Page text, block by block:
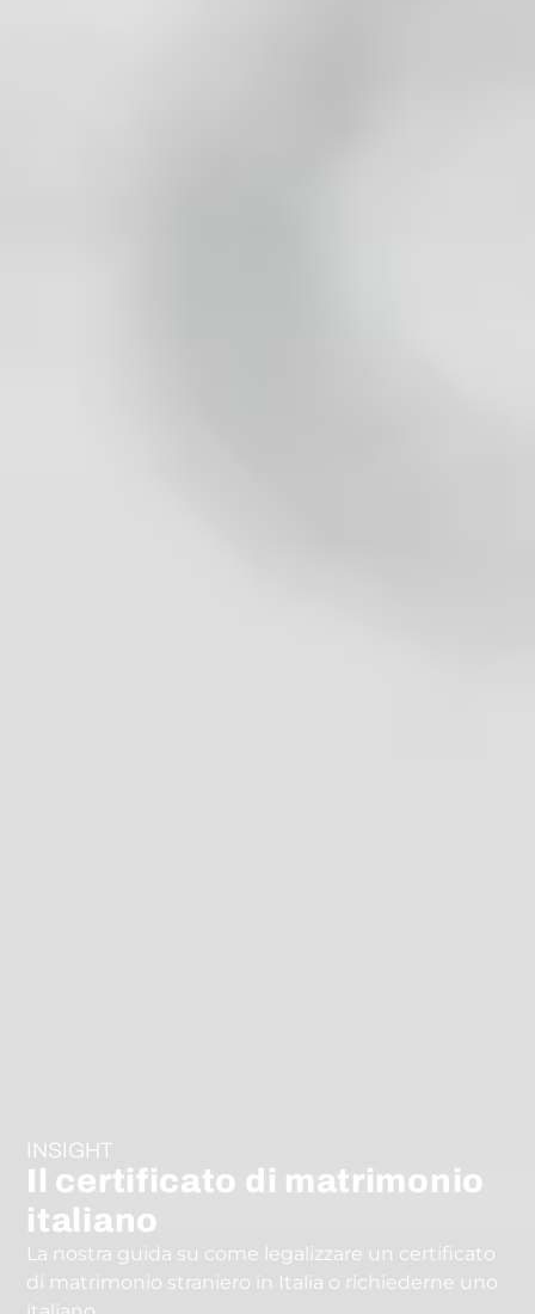
INSIGHT
Il certificato di matrimonio
italiano
La nostra guida su come legalizzare un certificato
di matrimonio straniero in Italia o richiederne uno